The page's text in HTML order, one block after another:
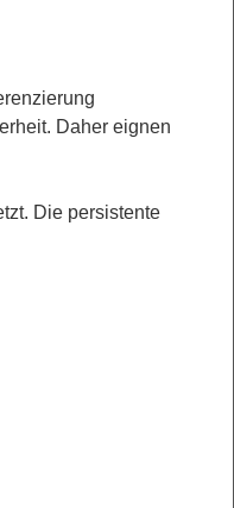
Daher eignen
Die persistente